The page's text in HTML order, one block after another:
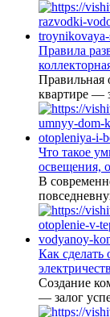
Правила
Правильная
квартире —
Что такое
освещения,
В
Как сделать
Создание
— залог